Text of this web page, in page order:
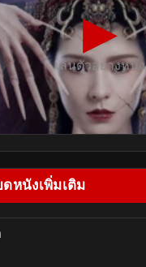
▶
เล่นตัวอย่างหนัง
ดหนังเพิ่มเติม